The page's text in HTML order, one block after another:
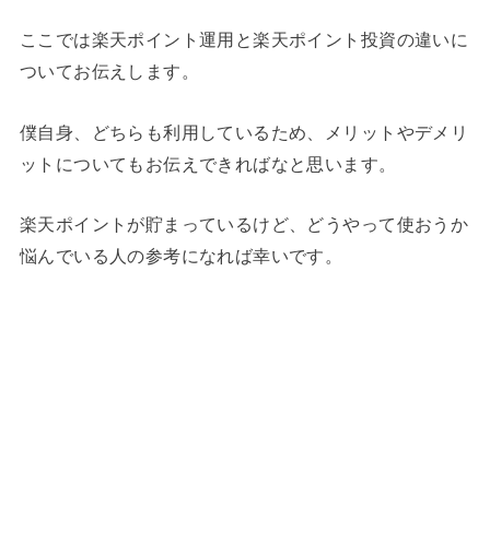
ここでは楽天ポイント運用と楽天ポイント投資の違いに
ついてお伝えします。
僕自身、どちらも利用しているため、メリットやデメリ
ットについてもお伝えできればなと思います。
楽天ポイントが貯まっているけど、どうやって使おうか
悩んでいる人の参考になれば幸いです。